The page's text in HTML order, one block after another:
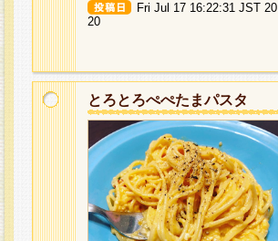
Fri Jul 17 16:22:31 JST 20
20
とろとろぺぺたまパスタ